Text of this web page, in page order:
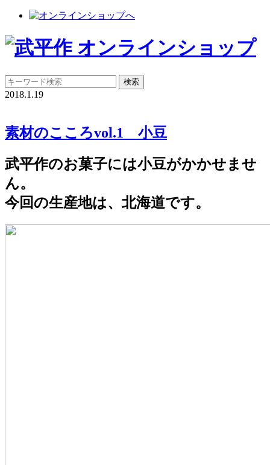
2018.1.19
素材のこころvol.1 小豆
武平作のお菓子には小豆がかかせませ
ん。
今回の生産地は、北海道です。